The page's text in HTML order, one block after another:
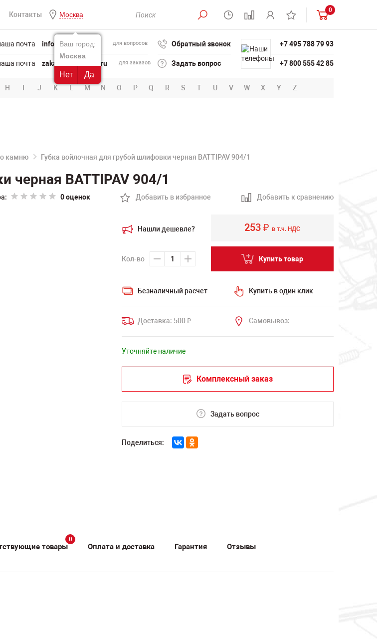
Контакты Москва
Ваш город:
Москва
Нет Да
0
info@powertool.ru для вопросов
zakaz@powertool.ru для заказов
Обратный звонок
Задать вопрос
+7 495 788 79 93
+7 800 555 42 85
H I J K L M N O P Q R S T U V W X Y Z
камню Губка войлочная для грубой шлифовки черная BATTIPAV 904/1
черная BATTIPAV 904/1
0 оценок Добавить в избранное Добавить к сравнению
Нашли дешевле?
Кол-во
253 ₽ в т.ч. НДС
Купить товар
Безналичный расчет Купить в один клик
Доставка: 500 ₽ Самовывоз:
Уточняйте наличие
Комплексный заказ
Задать вопрос
Поделиться:
товары
0
Оплата и доставка Гарантия Отзывы